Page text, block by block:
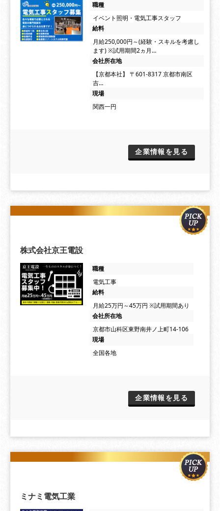
職種
イベント照明・電気工事スタッフ
給料
月給250,000円～(経験・スキルを考慮し
ます) ※試用期間2ヵ月…
会社所在地
【京都本社】 〒601-8317 京都市南区
吉…
現場
関西一円
企業情報を見る
株式会社京王電設
職種
電気工事
給料
⽉給25万円～45万円 ※試用期間あり
会社所在地
京都市山科区東野南井ノ上町14-106
現場
全国各地
企業情報を見る
ミナミ電気工業